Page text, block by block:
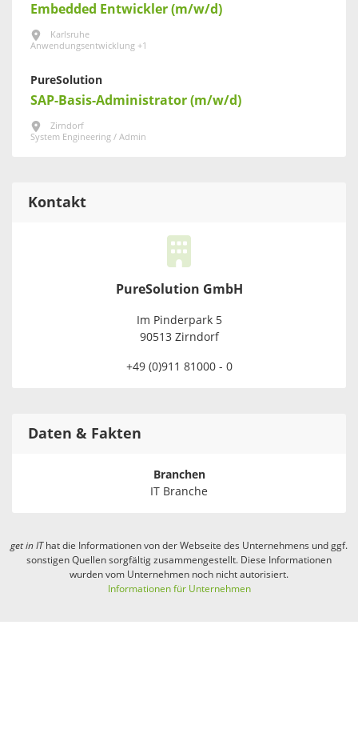
Embedded Entwickler (m/w/d)
Karlsruhe
Anwendungsentwicklung +1
PureSolution
SAP-Basis-Administrator (m/w/d)
Zirndorf
System Engineering / Admin
Kontakt
PureSolution GmbH
Im Pinderpark 5
90513 Zirndorf
+49 (0)911 81000 - 0
Daten & Fakten
Branchen
IT Branche
get in IThat die Informationen von der Webseite des Unternehmens und ggf.
sonstigen Quellen sorgfältig zusammengestellt. Diese Informationen
wurden vom Unternehmen noch nicht autorisiert.
Informationen für Unternehmen